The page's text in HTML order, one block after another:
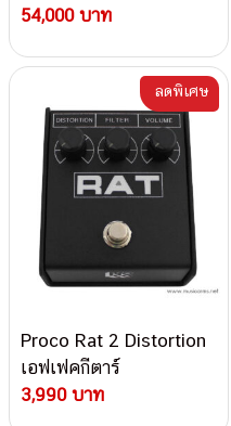
54,000 บาท
Proco Rat 2 Distortion
เอฟเฟคกีตาร์
3,990 บาท
ลดพิเศษ